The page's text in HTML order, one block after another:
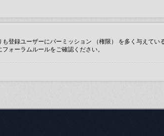
登録ユーザーにパーミッション （権限） を多く与えて
ォーラムルールをご確認ください。